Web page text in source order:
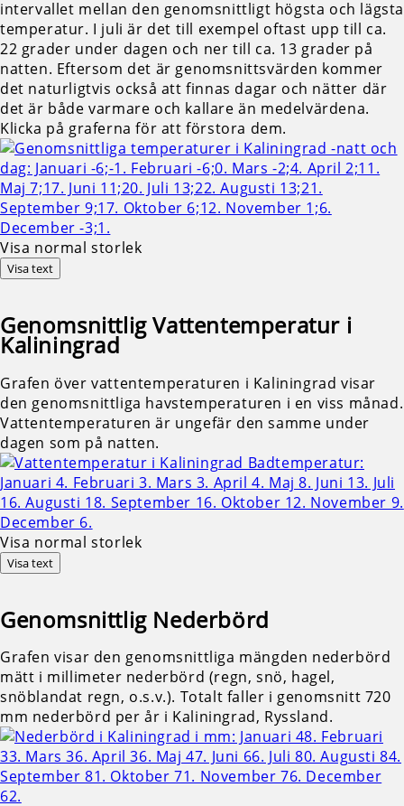
intervallet mellan den genomsnittligt högsta och lägsta
temperatur. I juli är det till exempel oftast upp till ca.
22 grader under dagen och ner till ca. 13 grader på
natten. Eftersom det är genomsnittsvärden kommer
det naturligtvis också att finnas dagar och nätter där
det är både varmare och kallare än medelvärdena.
Klicka på graferna för att förstora dem.
Visa normal storlek
Visa text
GenomsnittligVattentemperatur i
Kaliningrad
Grafen över vattentemperaturen i Kaliningrad visar
den genomsnittliga havstemperaturen i en viss månad.
Vattentemperaturen är ungefär den samme under
dagen som på natten.
Visa normal storlek
Visa text
Genomsnittlig Nederbörd
Grafen visar den genomsnittliga mängden nederbörd
mätt i millimeter nederbörd (regn, snö, hagel,
snöblandat regn, o.s.v.). Totalt faller i genomsnitt 720
mm nederbörd per år i Kaliningrad, Ryssland.